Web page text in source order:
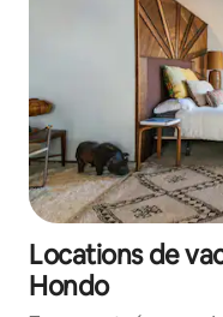
Locations de
Hondo